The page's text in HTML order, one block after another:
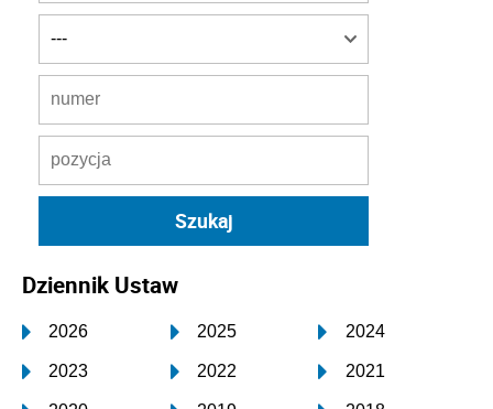
Dziennik Ustaw
2026 2025 2024
2023 2022 2021